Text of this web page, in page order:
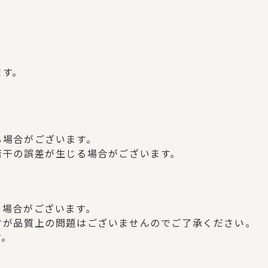
。
合がございます。
誤差が生じる場合がございます。
合がございます。
質上の問題はございませんのでご了承ください。